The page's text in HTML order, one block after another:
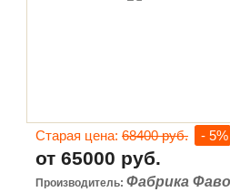
Старая цена: 68400 руб. - 5%
от 65000 руб.
Производитель: Фабрика